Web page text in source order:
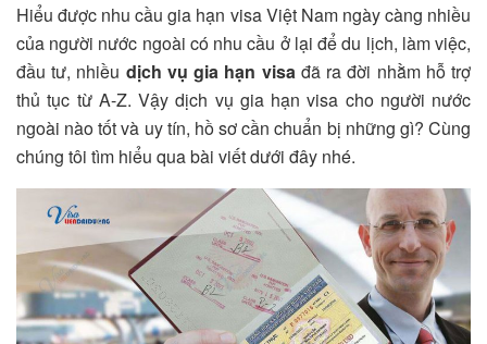
Hiểu được nhu cầu gia hạn visa Việt Nam ngày càng nhiều
của người nước ngoài có nhu cầu ở lại để du lịch, làm việc,
đầu tư, nhiều dịch vụ gia hạn visađã ra đời nhằm hỗ trợ
thủ tục từ A-Z. Vậy dịch vụ gia hạn visa cho người nước
ngoài nào tốt và uy tín, hồ sơ cần chuẩn bị những gì? Cùng
chúng tôi tìm hiểu qua bài viết dưới đây nhé.